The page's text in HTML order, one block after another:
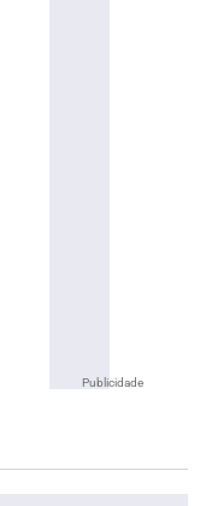
Publicidade